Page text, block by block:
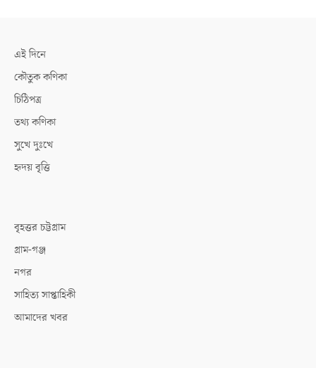
এই দিনে
কৌতুক কণিকা
চিঠিপত্র
তথ্য কণিকা
সুখে দুঃখে
হৃদয় বৃত্তি
বৃহত্তর চট্টগ্রাম
গ্রাম-গঞ্জ
নগর
সাহিত্য সাপ্তাহিকী
আমাদের খবর